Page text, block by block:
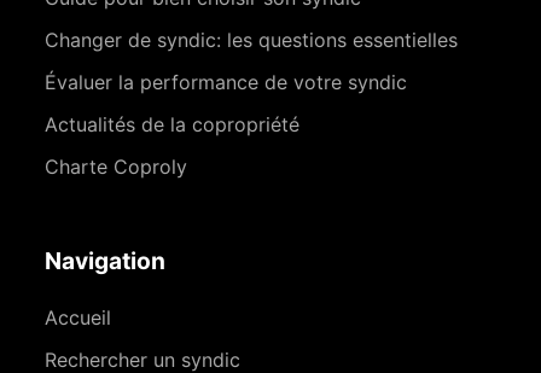
Changer de syndic: les questions essentielles
Évaluer la performance de votre syndic
Actualités de la copropriété
Charte Coproly
Navigation
Accueil
Rechercher un syndic